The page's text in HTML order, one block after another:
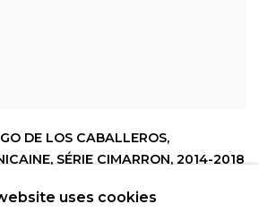
DE LOS CABALLEROS,
, SÉRIE CIMARRON, 2014-2018
uses cookies